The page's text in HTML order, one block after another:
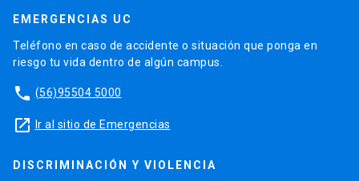
EMERGENCIAS UC
Teléfono en caso de accidente o situación que ponga en
riesgo tu vida dentro de algún campus.
phone (56)95504 5000
launch Ir al sitio de Emergencias
DISCRIMINACIÓN Y VIOLENCIA